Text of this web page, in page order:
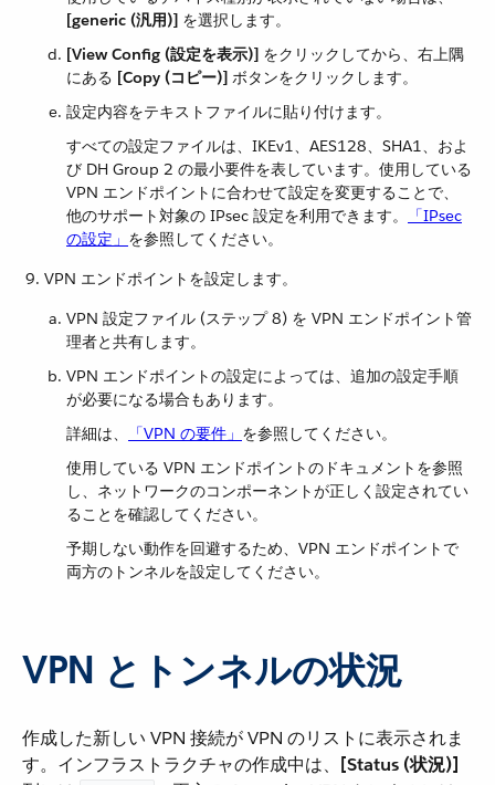
[generic (汎用)] ​ を選択します。
[View Config (設定を表示)] ​ をクリックしてから、右上隅
にある ​ [Copy (コピー)] ​ ボタンをクリックします。
設定内容をテキストファイルに貼り付けます。
すべての設定ファイルは、IKEv1、AES128、SHA1、およ
び DH Group 2 の最小要件を表しています。使用している
VPN エンドポイントに合わせて設定を変更することで、
他のサポート対象の IPsec 設定を利用できます。​
「IPsec
の設定」 ​を参照してください。
VPN エンドポイントを設定します。
VPN 設定ファイル (ステップ 8) を VPN エンドポイント管
理者と共有します。
VPN エンドポイントの設定によっては、追加の設定手順
が必要になる場合もあります。
詳細は、​
「VPN の要件」 ​を参照してください。
使用している VPN エンドポイントのドキュメントを参照
し、ネットワークのコンポーネントが正しく設定されてい
ることを確認してください。
予期しない動作を回避するため、VPN エンドポイントで
両方のトンネルを設定してください。
VPN とトンネルの状況
作成した新しい VPN 接続が VPN のリストに表示されま
す。インフラストラクチャの作成中は、​ [Status (状況)]